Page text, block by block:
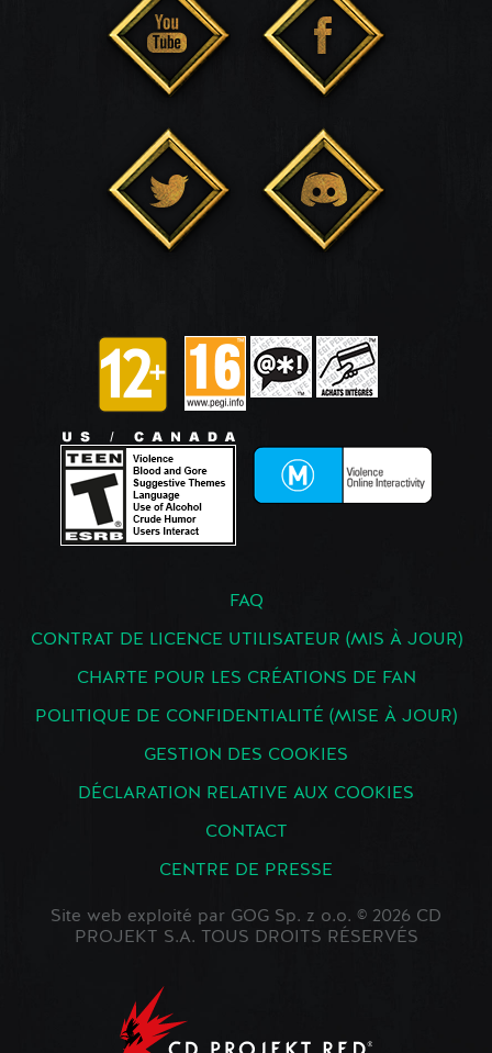
FAQ
CONTRAT DE LICENCE UTILISATEUR (MIS À JOUR)
CHARTE POUR LES CRÉATIONS DE FAN
POLITIQUE DE CONFIDENTIALITÉ (MISE À JOUR)
GESTION DES COOKIES
DÉCLARATION RELATIVE AUX COOKIES
CONTACT
CENTRE DE PRESSE
Site web exploité par GOG Sp. z o.o. © 2026 CD
PROJEKT S.A. TOUS DROITS RÉSERVÉS